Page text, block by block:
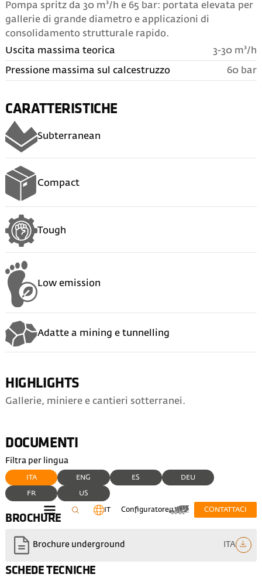
IT Configuratore CONTATTACI
Pompa spritz da 30 m³/h e 65 bar: portata elevata per
gallerie di grande diametro e applicazioni di
consolidamento strutturale rapido.
Uscita massima teorica
3-30 m³/h
Pressione massima sul calcestruzzo
60 bar
CARATTERISTICHE
Subterranean
Compact
Tough
Low emission
Adatte a mining e tunnelling
HIGHLIGHTS
Gallerie, miniere e cantieri sotterranei.
DOCUMENTI
Filtra per lingua
ITA ENG ES DEU
FR US
BROCHURE
Brochure underground ITA
SCHEDE TECNICHE